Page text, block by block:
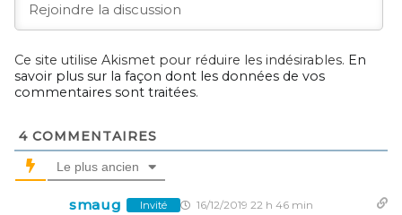
Ce site utilise Akismet pour réduire les indésirables. En
savoir plus sur la façon dont les données de vos
commentaires sont traitées.
4 COMMENTAIRES
Le plus ancien
smaug Invité 16/12/2019 22 h 46 min